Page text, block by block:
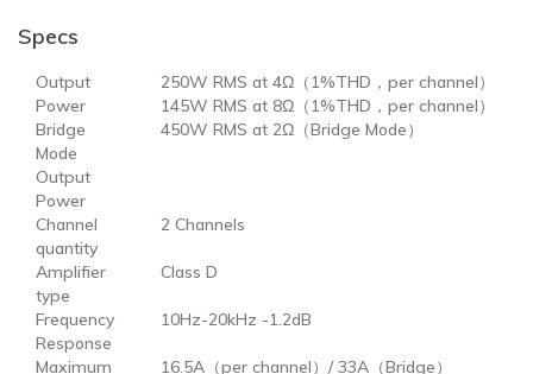
Specs
Output
Power
250W RMS at 4Ω（1%THD，per channel）
145W RMS at 8Ω（1%THD，per channel）
Bridge
Mode
Output
Power
450W RMS at 2Ω（Bridge Mode）
Channel
quantity
2 Channels
Amplifier
type
Class D
Frequency
Response
10Hz-20kHz -1.2dB
Maximum
16.5A（per channel）/ 33A（Bridge）